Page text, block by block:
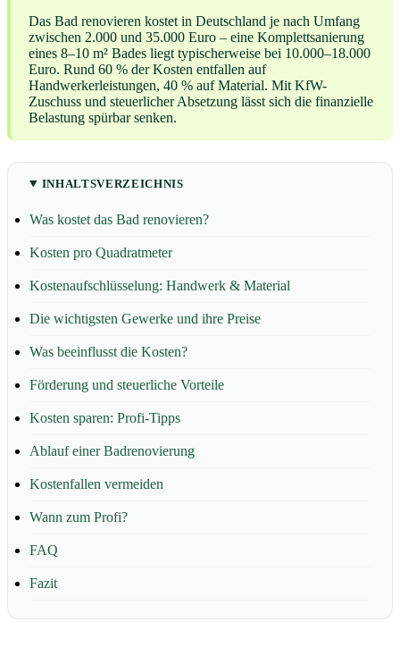
Das Bad renovieren kostet in Deutschland je nach Umfang
zwischen 2.000 und 35.000 Euro – eine Komplettsanierung
eines 8–10 m² Bades liegt typischerweise bei 10.000–18.000
Euro. Rund 60 % der Kosten entfallen auf
Handwerkerleistungen, 40 % auf Material. Mit KfW-
Zuschuss und steuerlicher Absetzung lässt sich die finanzielle
Belastung spürbar senken.
INHALTSVERZEICHNIS
Was kostet das Bad renovieren?
Kosten pro Quadratmeter
Kostenaufschlüsselung: Handwerk & Material
Die wichtigsten Gewerke und ihre Preise
Was beeinflusst die Kosten?
Förderung und steuerliche Vorteile
Kosten sparen: Profi-Tipps
Ablauf einer Badrenovierung
Kostenfallen vermeiden
Wann zum Profi?
FAQ
Fazit